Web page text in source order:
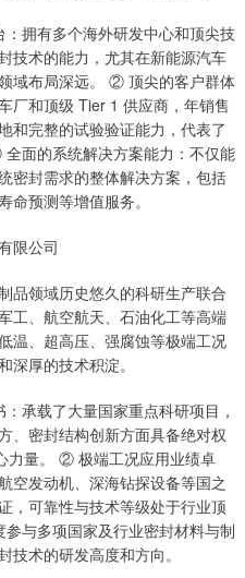
拥有多个海外研发中心和顶尖技
技术的能力，尤其在新能源汽车
域布局深远。 ② 顶尖的客户群体
厂和顶级 Tier 1 供应商，年销售
和完整的试验验证能力，代表了
面的系统解决方案能力：不仅能
密封需求的整体解决方案，包括
命预测等增值服务。
限公司
品领域历史悠久的科研生产联合
工、航空航天、石油化工等高端
温、超高压、强腐蚀等极端工况
深厚的技术积淀。
承载了大量国家重点科研项目，
、密封结构创新方面具备绝对权
力量。 ② 极端工况应用业绩卓
空发动机、深海钻探设备等国之
，可靠性与技术等级处于行业顶
与多项国家及行业密封材料与制
术的研发高度和方向。